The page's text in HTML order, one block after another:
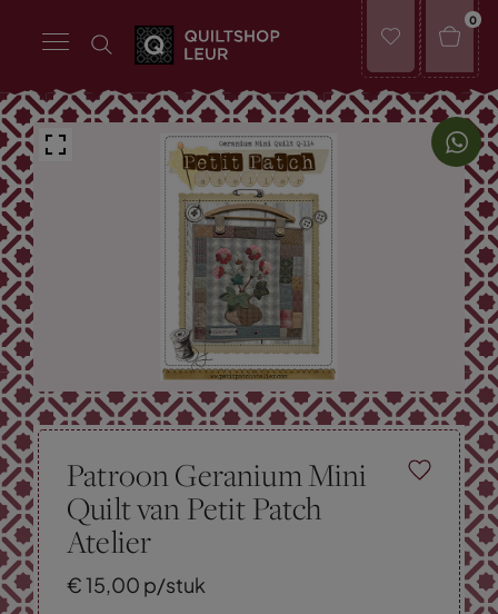
0
Patroon Geranium Mini
Quilt van Petit Patch
Atelier
€15,00 p/stuk